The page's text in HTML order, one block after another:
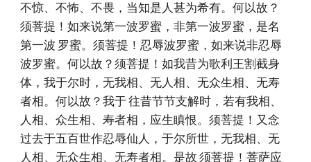
不惊、不怖、不畏，当知是人甚为希有。何以故？
须菩提！如来说第一波罗蜜，非第一波罗蜜，是名
第一波 罗蜜。须菩提！忍辱波罗蜜，如来说非忍辱
波罗蜜。何以故？须菩提！如我昔为歌利王割截身
体，我于尔时，无我相、无人相、无众生相、无寿
者相。何以故？我于 往昔节节支解时，若有我相、
人相、众生相、寿者相，应生瞋恨。须菩提！又念
过去于五百世作忍辱仙人，于尔所世，无我相、无
人相、无众生相、无寿者相。是故 须菩提！菩萨应